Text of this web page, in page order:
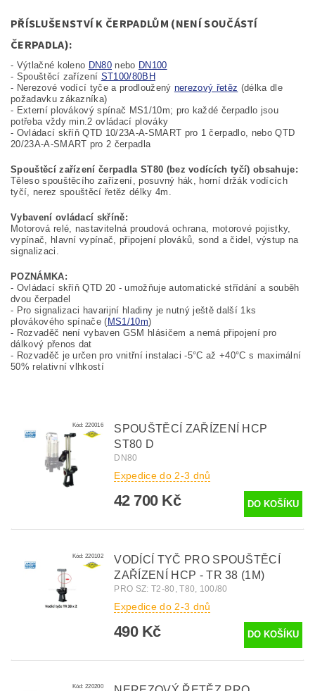
PŘÍSLUŠENSTVÍ K ČERPADLŮM (NENÍ SOUČÁSTÍ
ČERPADLA):
- Výtlačné koleno DN80 nebo DN100
- Spouštěcí zařízení ST100/80BH
- Nerezové vodící tyče a prodloužený nerezový řetěz (délka dle
požadavku zákazníka)
- Externí plovákový spínač MS1/10m; pro každé čerpadlo jsou
potřeba vždy min.2 ovládací plováky
- Ovládací skříň QTD 10/23A-A-SMART pro 1 čerpadlo, nebo QTD
20/23A-A-SMART pro 2 čerpadla
Spouštěcí zařízení čerpadla ST80 (bez vodících tyčí) obsahuje:
Těleso spouštěcího zařízení, posuvný hák, horní držák vodících
tyčí, nerez spouštěcí řetěz délky 4m.
Vybavení ovládací skříně:
Motorová relé, nastavitelná proudová ochrana, motorové pojistky,
vypínač, hlavní vypínač, připojení plováků, sond a čidel, výstup na
signalizaci.
POZNÁMKA:
- Ovládací skříň QTD 20 - umožňuje automatické střídání a souběh
dvou čerpadel
- Pro signalizaci havarijní hladiny je nutný ještě další 1ks
plovákového spínače ( MS1/10m)
- Rozvaděč není vybaven GSM hlásičem a nemá připojení pro
dálkový přenos dat
- Rozvaděč je určen pro vnitřní instalaci -5°C až +40°C s maximální
50% relativní vlhkostí
Kód:220016
SPOUŠTĚCÍ ZAŘÍZENÍ HCP
ST80 D
DN80
Expedice do 2-3 dnů
42 700 Kč
Kód:220102
VODÍCÍ TYČ PRO SPOUŠTĚCÍ
ZAŘÍZENÍ HCP - TR 38 (1M)
PRO SZ: T2-80, T80, 100/80
Expedice do 2-3 dnů
490 Kč
Kód:220200